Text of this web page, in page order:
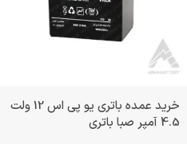
خرید عمده باتری یو پی اس 12 ولت
4.5 آمپر صبا باتری